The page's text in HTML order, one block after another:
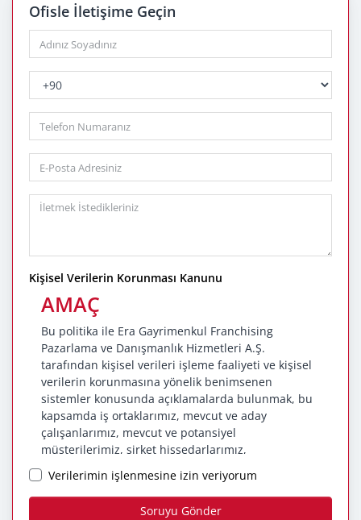
Ofisle İletişime Geçin
PhoneNumberCountryPhoneCode
Phone
Kişisel Verilerin Korunması Kanunu
AMAÇ
Bu politika ile Era Gayrimenkul Franchising
Pazarlama ve Danışmanlık Hizmetleri A.Ş.
tarafından kişisel verileri işleme faaliyeti ve kişisel
verilerin korunmasına yönelik benimsenen
sistemler konusunda açıklamalarda bulunmak, bu
kapsamda iş ortaklarımız, mevcut ve aday
çalışanlarımız, mevcut ve potansiyel
müşterilerimiz, şirket hissedarlarımız,
kişisel verileri şirketimiz tarafından işlenen kişilerin
bilgilendirilerek şeffaflığın sağlanması
Verilerimin işlenmesine izin veriyorum
Soruyu Gönder